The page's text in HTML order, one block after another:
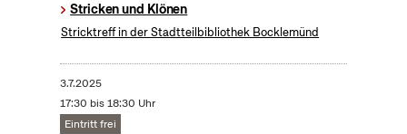
Stricken und Klönen
Stricktreff in der Stadtteilbibliothek Bocklemünd
3.7.2025
17:30 bis 18:30 Uhr
Eintritt frei